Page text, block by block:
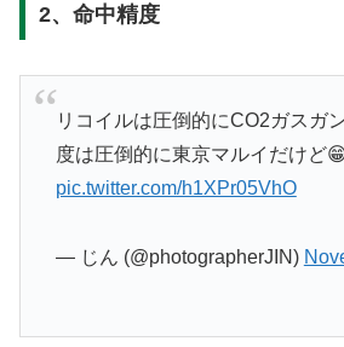
2、命中精度
リコイルは圧倒的にCO2ガスガ
度は圧倒的に東京マルイだけど
pic.twitter.com/h1XPr05VhO
— じん (@photographerJIN)